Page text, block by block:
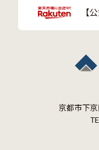
【
京都市下